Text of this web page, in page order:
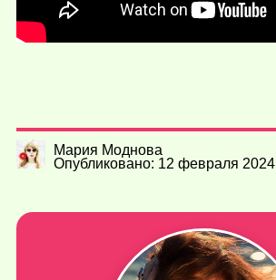
Мария Моднова
Опубликовано: 12 февраля 2024